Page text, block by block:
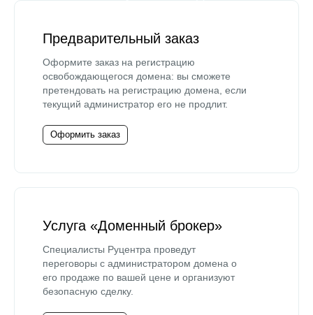
Предварительный заказ
Оформите заказ на регистрацию
освобождающегося домена: вы сможете
претендовать на регистрацию домена, если
текущий администратор его не продлит.
Оформить заказ
Услуга «Доменный брокер»
Специалисты Руцентра проведут
переговоры с администратором домена о
его продаже по вашей цене и организуют
безопасную сделку.